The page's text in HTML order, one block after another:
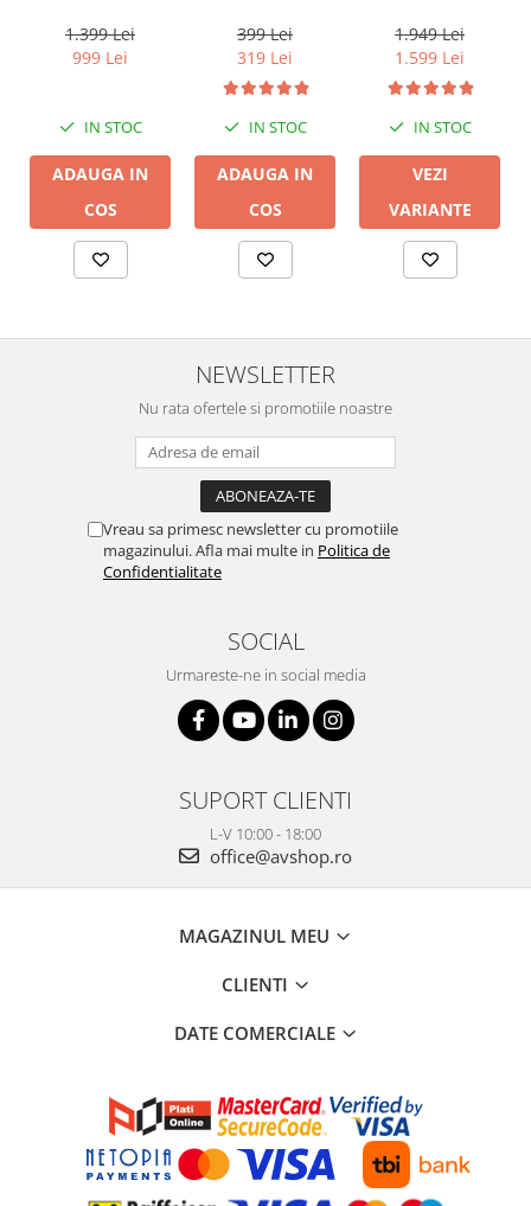
A50+, LAN /Wi-Fi
/Bluetooth,
1.399 Lei
999 Lei
IN STOC
ADAUGA IN
COS
399 Lei
319 Lei
IN STOC
ADAUGA IN
COS
1.949 Lei
1.599 Lei
IN STOC
VEZI
VARIANTE
NEWSLETTER
Nu rata ofertele si promotiile noastre
Vreau sa primesc newsletter cu promotiile
magazinului. Afla mai multe in Politica de
Confidentialitate
SOCIAL
Urmareste-ne in social media
SUPORT CLIENTI
L-V 10:00 - 18:00
office@avshop.ro
MAGAZINUL MEU
CLIENTI
DATE COMERCIALE